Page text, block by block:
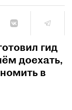
гид
доехать,
в